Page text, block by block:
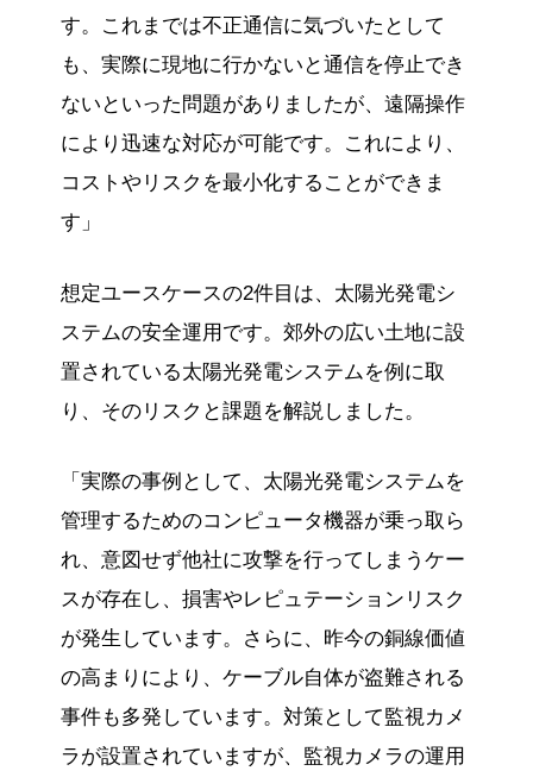
す。これまでは不正通信に気づいたとして
も、実際に現地に行かないと通信を停止でき
ないといった問題がありましたが、遠隔操作
により迅速な対応が可能です。これにより、
コストやリスクを最小化することができま
す」
想定ユースケースの2件目は、太陽光発電シ
ステムの安全運用です。郊外の広い土地に設
置されている太陽光発電システムを例に取
り、そのリスクと課題を解説しました。
「実際の事例として、太陽光発電システムを
管理するためのコンピュータ機器が乗っ取ら
れ、意図せず他社に攻撃を行ってしまうケー
スが存在し、損害やレピュテーションリスク
が発生しています。さらに、昨今の銅線価値
の高まりにより、ケーブル自体が盗難される
事件も多発しています。対策として監視カメ
ラが設置されていますが、監視カメラの運用